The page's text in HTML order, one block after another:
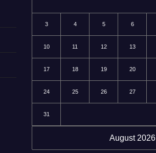
August 2026
3 4 5 6
10 11 12 13
17 18 19 20
24 25 26 27
31